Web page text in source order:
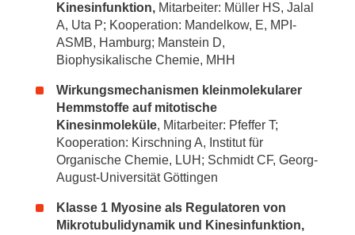
Kinesinfunktion, Mitarbeiter: Müller HS, Jalal
A, Uta P; Kooperation: Mandelkow, E, MPI-
ASMB, Hamburg; Manstein D,
Biophysikalische Chemie, MHH
Wirkungsmechanismen kleinmolekularer
Hemmstoffe auf mitotische
Kinesinmoleküle, Mitarbeiter: Pfeffer T;
Kooperation: Kirschning A, Institut für
Organische Chemie, LUH; Schmidt CF, Georg-
August-Universität Göttingen
Klasse 1 Myosine als Regulatoren von
Mikrotubulidynamik und Kinesinfunktion,